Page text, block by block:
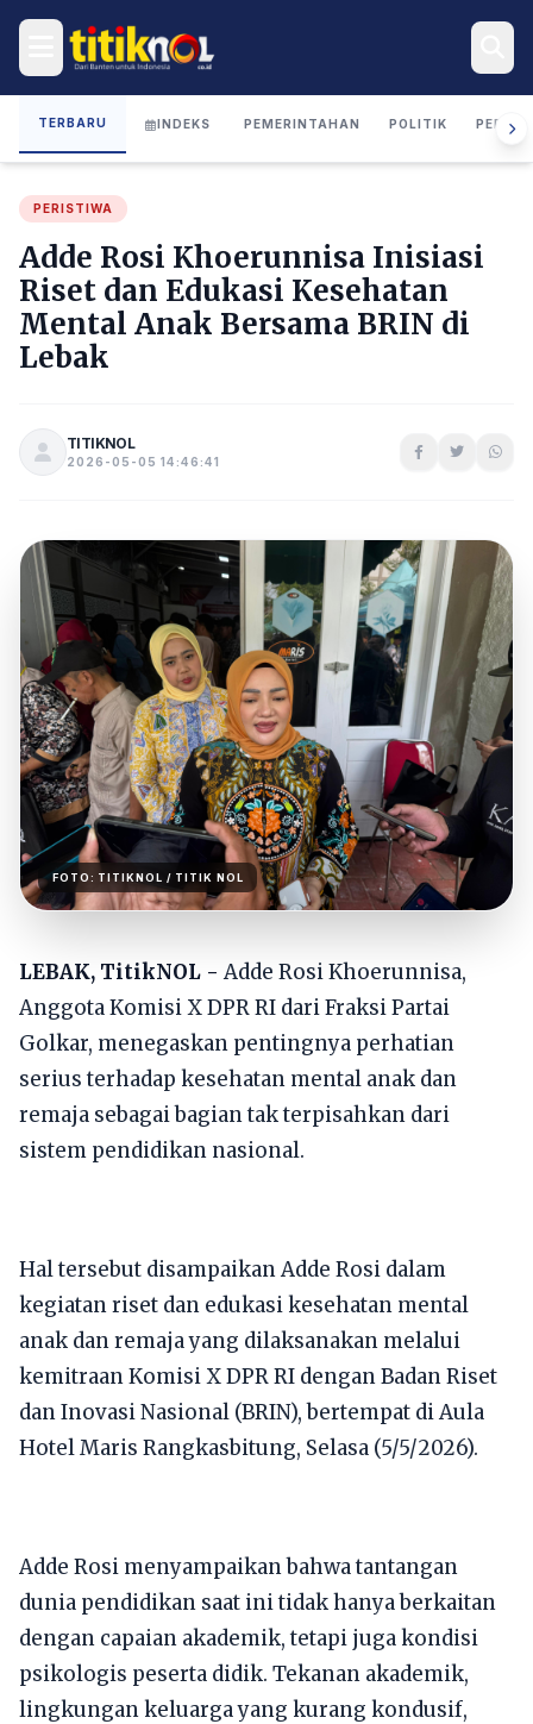
TERBARU INDEKS PEMERINTAHAN POLITIK
PERISTIWA
Adde Rosi Khoerunnisa Inisiasi
Riset dan Edukasi Kesehatan
Mental Anak Bersama BRIN di
Lebak
TITIKNOL
2026-05-05 14:46:41
FOTO: TITIKNOL / TITIK NOL
LEBAK, TitikNOL -Adde Rosi Khoerunnisa,
Anggota Komisi X DPR RI dari Fraksi Partai
Golkar, menegaskan pentingnya perhatian
serius terhadap kesehatan mental anak dan
remaja sebagai bagian tak terpisahkan dari
sistem pendidikan nasional.
Hal tersebut disampaikan Adde Rosi dalam
kegiatan riset dan edukasi kesehatan mental
anak dan remaja yang dilaksanakan melalui
kemitraan Komisi X DPR RI dengan Badan Riset
dan Inovasi Nasional (BRIN), bertempat di Aula
Hotel Maris Rangkasbitung, Selasa (5/5/2026).
Adde Rosi menyampaikan bahwa tantangan
dunia pendidikan saat ini tidak hanya berkaitan
dengan capaian akademik, tetapi juga kondisi
psikologis peserta didik. Tekanan akademik,
lingkungan keluarga yang kurang kondusif,